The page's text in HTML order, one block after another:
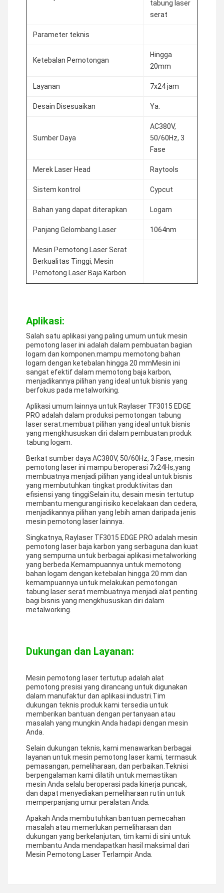
tabung laser
serat
Parameter teknis
Ketebalan Pemotongan
Hingga
20mm
Layanan 7x24 jam
Desain Disesuaikan Ya.
Sumber Daya
AC380V,
50/60Hz, 3
Fase
Merek Laser Head Raytools
Sistem kontrol Cypcut
Bahan yang dapat diterapkan Logam
Panjang Gelombang Laser 1064nm
Mesin Pemotong Laser Serat
Berkualitas Tinggi, Mesin
Pemotong Laser Baja Karbon
Aplikasi:
Salah satu aplikasi yang paling umum untuk mesin
pemotong laser ini adalah dalam pembuatan bagian
logam dan komponen.mampu memotong bahan
logam dengan ketebalan hingga 20 mmMesin ini
sangat efektif dalam memotong baja karbon,
menjadikannya pilihan yang ideal untuk bisnis yang
berfokus pada metalworking.
Aplikasi umum lainnya untuk Raylaser TF3015 EDGE
PRO adalah dalam produksi pemotongan tabung
laser serat.membuat pilihan yang ideal untuk bisnis
yang mengkhususkan diri dalam pembuatan produk
tabung logam.
Berkat sumber daya AC380V, 50/60Hz, 3 Fase, mesin
pemotong laser ini mampu beroperasi 7x24Hs,yang
membuatnya menjadi pilihan yang ideal untuk bisnis
yang membutuhkan tingkat produktivitas dan
efisiensi yang tinggiSelain itu, desain mesin tertutup
membantu mengurangi risiko kecelakaan dan cedera,
menjadikannya pilihan yang lebih aman daripada jenis
mesin pemotong laser lainnya.
Singkatnya, Raylaser TF3015 EDGE PRO adalah mesin
pemotong laser baja karbon yang serbaguna dan kuat
yang sempurna untuk berbagai aplikasi metalworking
yang berbeda.Kemampuannya untuk memotong
bahan logam dengan ketebalan hingga 20 mm dan
kemampuannya untuk melakukan pemotongan
tabung laser serat membuatnya menjadi alat penting
bagi bisnis yang mengkhususkan diri dalam
metalworking.
Dukungan dan Layanan:
Mesin pemotong laser tertutup adalah alat
pemotong presisi yang dirancang untuk digunakan
dalam manufaktur dan aplikasi industri.Tim
dukungan teknis produk kami tersedia untuk
memberikan bantuan dengan pertanyaan atau
masalah yang mungkin Anda hadapi dengan mesin
Anda.
Selain dukungan teknis, kami menawarkan berbagai
layanan untuk mesin pemotong laser kami, termasuk
pemasangan, pemeliharaan, dan perbaikan.Teknisi
berpengalaman kami dilatih untuk memastikan
mesin Anda selalu beroperasi pada kinerja puncak,
dan dapat menyediakan pemeliharaan rutin untuk
memperpanjang umur peralatan Anda.
Apakah Anda membutuhkan bantuan pemecahan
masalah atau memerlukan pemeliharaan dan
dukungan yang berkelanjutan, tim kami di sini untuk
membantu Anda mendapatkan hasil maksimal dari
Mesin Pemotong Laser Terlampir Anda.